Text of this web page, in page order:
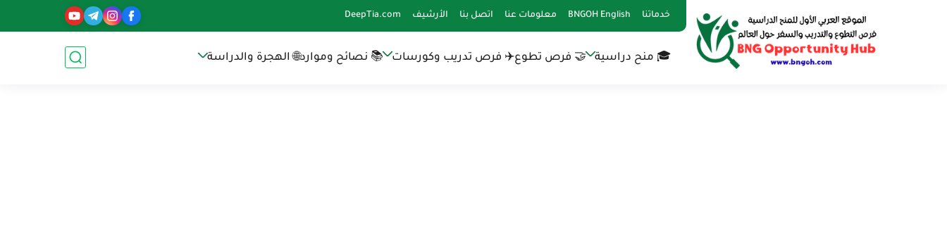
خدماتنا BNGOH English معلومات عنا اتصل بنا الأرشيف DeepTia.com
🎓 منح دراسية 🤝 فرص تطوع✈️ فرص تدريب وكورسات 📚 نصائح وموارد🌐 الهجرة والدراسة